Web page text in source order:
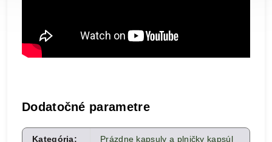
Dodatočné parametre
Kategória: Prázdne kapsuly a plničky kapsúl